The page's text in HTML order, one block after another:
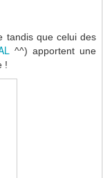
tandis que celui des
^^) apportent une
!